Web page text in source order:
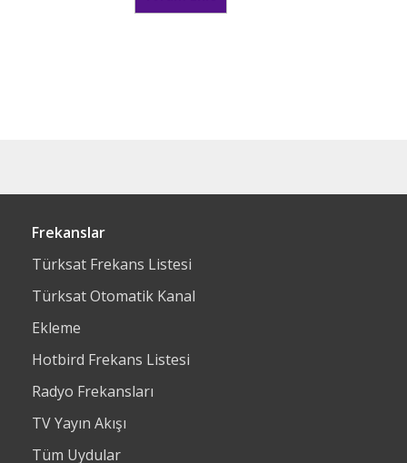
Frekanslar
Türksat Frekans Listesi
Türksat Otomatik Kanal
Ekleme
Hotbird Frekans Listesi
Radyo Frekansları
TV Yayın Akışı
Tüm Uydular